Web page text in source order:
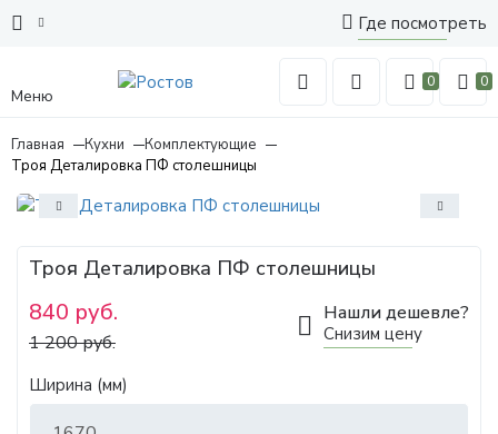
Где посмотреть
Меню
0 0
Главная Кухни
Комплектующие
Троя Деталировка ПФ столешницы
Троя Деталировка ПФ столешницы
840 руб.
1 200 руб.
Нашли дешевле?
Снизим цену
Ширина (мм)